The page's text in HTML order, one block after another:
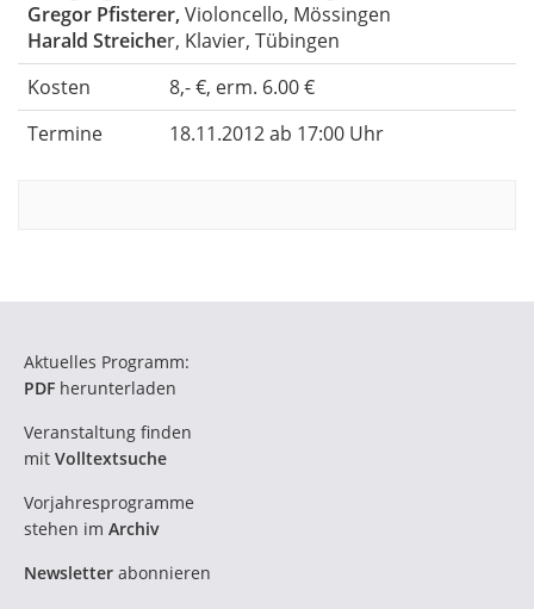
Gregor Pfisterer, Violoncello, Mössingen
Harald Streicher, Klavier, Tübingen
Kosten
8,- €, erm. 6.00 €
Termine
18.11.2012 ab 17:00 Uhr
Aktuelles Programm:
PDF herunterladen
Veranstaltung finden
mit Volltextsuche
Vorjahresprogramme
stehen im Archiv
Newsletter abonnieren